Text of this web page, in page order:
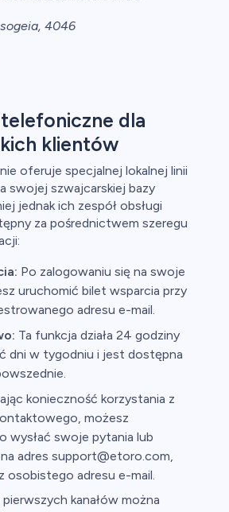
4046
dla
klientów
oferuje specjalnej lokalnej linii
swojej szwajcarskiej bazy
jednak ich zespół obsługi
za pośrednictwem szeregu
Po zalogowaniu się na swoje
uruchomić bilet wsparcia przy
adresu e-mail.
Ta funkcja działa 24 godziny
dni w tygodniu i jest dostępna
konieczność korzystania z
możesz
wysłać swoje pytania lub
adres support@etoro.com,
osobistego adresu e-mail.
kanałów można